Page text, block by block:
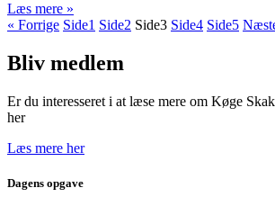
Læs mere »
« Forrige Side1 Side2 Side3 Side4 Side5
Bliv medlem
Er du interesseret i at læse mere om Køge
her
Læs mere her
Dagens opgave